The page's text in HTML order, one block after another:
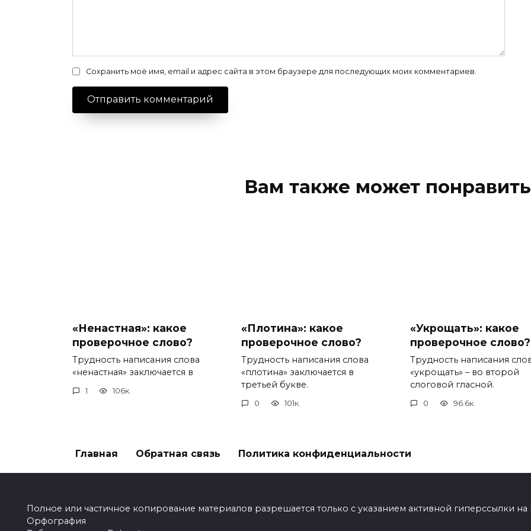
Сохранить моё имя, email и адрес сайта в этом браузере для последующих моих комментариев.
Вам также может
«Ненастная»: какое
проверочное слово?
Трудность написания слова
«ненастная» заключается в
1 106к.
«Плотина»: какое
проверочное слово?
Трудность написания слова
«плотина» заключается в
третьей букве.
0 101к.
«Укрощать»: какое
проверочное слово?
Трудность написания
«укрощать» – во второй
слоговой гласной.
0 96.6к.
Главная Обратная связь Политика конфиденциальности
Полное или частичное копирование материалов разрешается только с указанием активной гиперссылки
Орфография